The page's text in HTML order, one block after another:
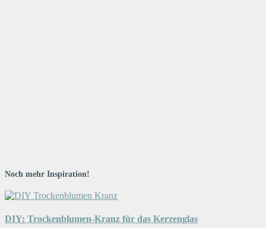
Noch mehr Inspiration!
DIY: Trockenblumen-Kranz für das Kerzenglas